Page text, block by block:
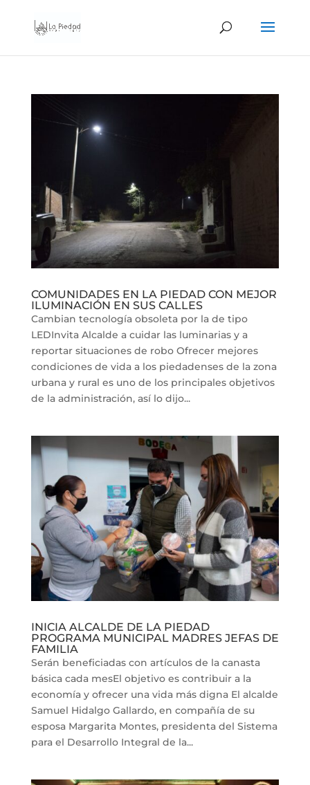
COMUNIDADES EN LA PIEDAD CON MEJOR
ILUMINACIÓN EN SUS CALLES
Cambian tecnología obsoleta por la de tipo
LEDInvita Alcalde a cuidar las luminarias y a
reportar situaciones de robo Ofrecer mejores
condiciones de vida a los piedadenses de la zona
urbana y rural es uno de los principales objetivos
de la administración, así lo dijo...
INICIA ALCALDE DE LA PIEDAD
PROGRAMA MUNICIPAL MADRES JEFAS DE
FAMILIA
Serán beneficiadas con artículos de la canasta
básica cada mesEl objetivo es contribuir a la
economía y ofrecer una vida más digna El alcalde
Samuel Hidalgo Gallardo, en compañía de su
esposa Margarita Montes, presidenta del Sistema
para el Desarrollo Integral de la...